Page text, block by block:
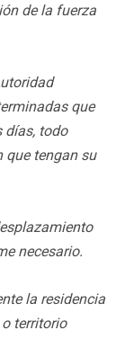
de la fuerza
que
días, todo
que tengan su
necesario.
la residencia
territorio